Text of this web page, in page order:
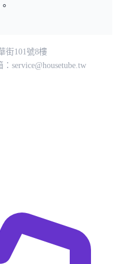
街101號8樓
service@housetube.tw